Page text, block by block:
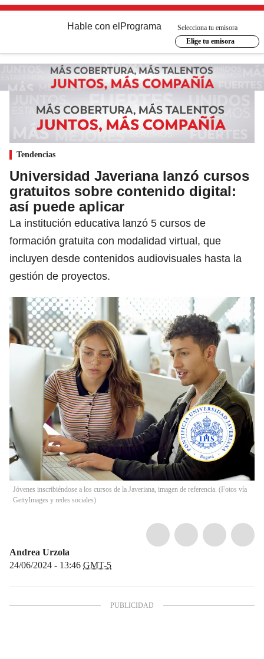
Hable con el Programa
Selecciona tu emisora
Elige tu emisora
Tendencias
Universidad Javeriana lanzó cursos
gratuitos sobre contenido digital:
así puede aplicar
La institución educativa lanzó 5 cursos de
formación gratuita con modalidad virtual, que
incluyen desde contenidos audiovisuales hasta la
gestión de proyectos.
Jóvenes inscribiéndose a los cursos de la Javeriana, imagen de referencia. (Fotos vía
GettyImages y redes sociales)
Andrea Urzola
24/06/2024 - 13:46 GMT-5